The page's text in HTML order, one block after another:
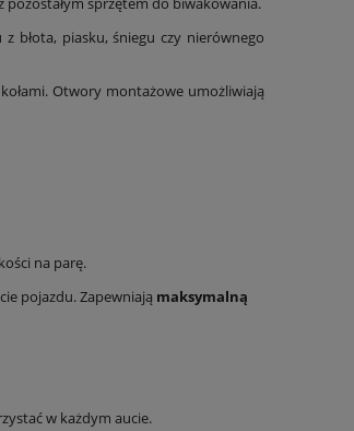
błota, piasku, śniegu czy nierównego
Otwory montażowe umożliwiają
na parę.
pojazdu. Zapewniają maksymalną
w każdym aucie.